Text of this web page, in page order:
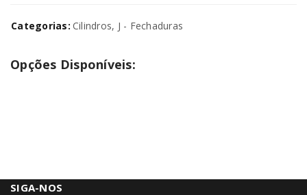
Categorias: Cilindros, J - Fechaduras
Opções Disponíveis:
SIGA-NOS